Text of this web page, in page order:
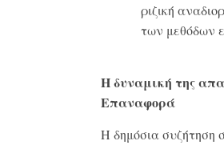
ριζική
των μεθόδων
Η δυναμική της
Επαναφορά
Η δημόσια